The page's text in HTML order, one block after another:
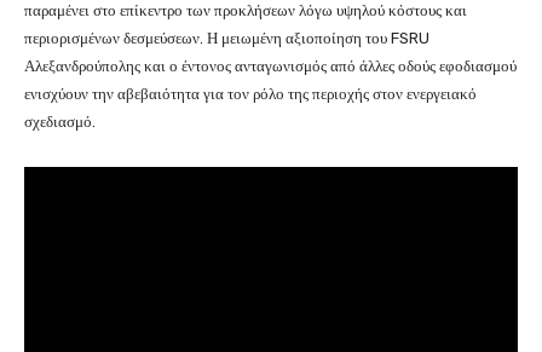
παραμένει στο επίκεντρο των προκλήσεων λόγω υψηλού κόστους και
περιορισμένων δεσμεύσεων. Η μειωμένη αξιοποίηση του FSRU
Αλεξανδρούπολης και ο έντονος ανταγωνισμός από άλλες οδούς εφοδιασμού
ενισχύουν την αβεβαιότητα για τον ρόλο της περιοχής στον ενεργειακό
σχεδιασμό.